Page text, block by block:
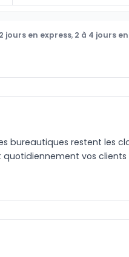
jours en express, 2 à 4 jours
bureautiques restent les
vos